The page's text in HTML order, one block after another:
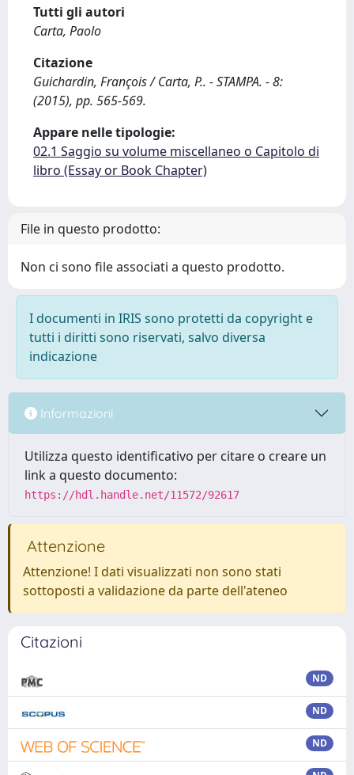
Tutti gli autori
Carta, Paolo
Citazione
Guichardin, François / Carta, P.. - STAMPA. - 8:
(2015), pp. 565-569.
Appare nelle tipologie:
02.1 Saggio su volume miscellaneo o Capitolo di
libro (Essay or Book Chapter)
File in questo prodotto:
Non ci sono file associati a questo prodotto.
I documenti in IRIS sono protetti da copyright e
tutti i diritti sono riservati, salvo diversa
indicazione
Informazioni
Utilizza questo identificativo per citare o creare un
link a questo documento:
https://hdl.handle.net/11572/92617
Attenzione
Attenzione! I dati visualizzati non sono stati
sottoposti a validazione da parte dell'ateneo
Citazioni
ND
ND
ND